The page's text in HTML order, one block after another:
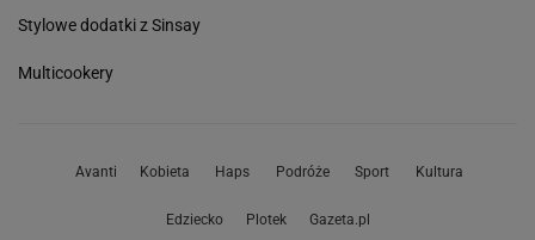
Stylowe dodatki z Sinsay
Multicookery
Avanti Kobieta Haps Podróże Sport Kultura
Edziecko Plotek Gazeta.pl